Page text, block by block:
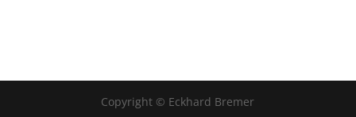
Copyright © Eckhard Bremer